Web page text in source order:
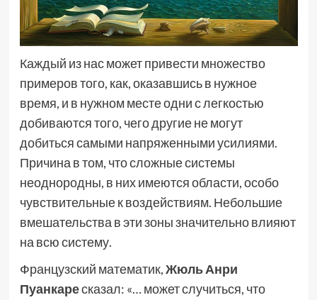
Каждый из нас может привести множество
примеров того, как, оказавшись в нужное
время, и в нужном месте одни с легкостью
добиваются того, чего другие не могут
добиться самыми напряженными усилиями.
Причина в том, что сложные системы
неоднородны, в них имеются области, особо
чувствительные к воздействиям. Небольшие
вмешательства в эти зоны значительно влияют
на всю систему.
Французский математик,Жюль Анри
Пуанкаресказал: «… может случиться, что